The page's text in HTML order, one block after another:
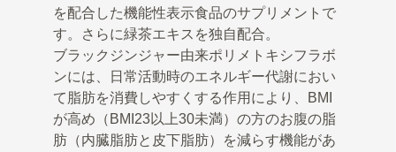
を配合した機能性表示食品のサプリメントで
す。さらに緑茶エキスを独自配合。
ブラックジンジャー由来ポリメトキシフラボ
ンには、日常活動時のエネルギー代謝におい
て脂肪を消費しやすくする作用により、BMI
が高め（BMI23以上30未満）の方のお腹の脂
肪（内臓脂肪と皮下脂肪）を減らす機能があ